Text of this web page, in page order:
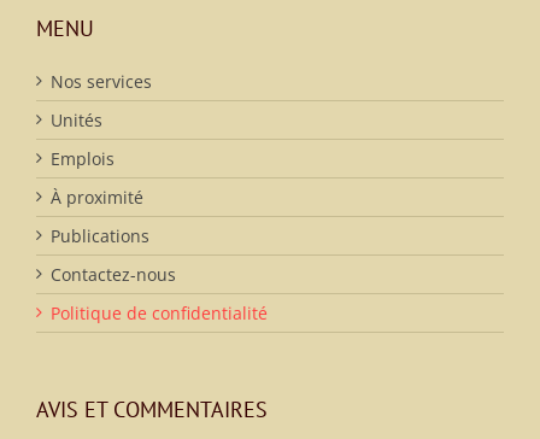
MENU
Nos services
Unités
Emplois
À proximité
Publications
Contactez-nous
Politique de confidentialité
AVIS ET COMMENTAIRES